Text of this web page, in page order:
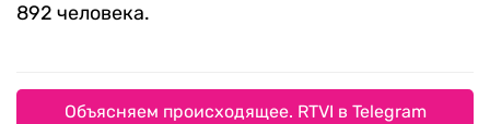
892 человека.
Объясняем происходящее. RTVI в Telegram